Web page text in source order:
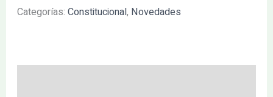
Categorías: Constitucional, Novedades